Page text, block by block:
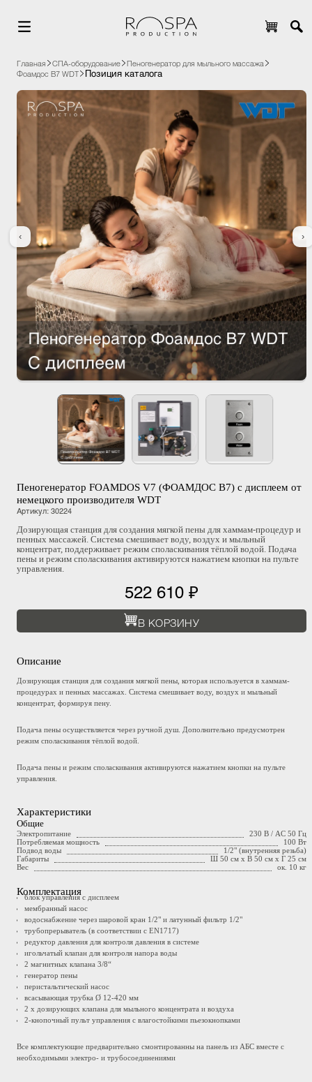
Главная СПА-оборудование
Пеногенератор для мыльного массажа
Фоамдос В7 WDT
Позиция каталога
‹ ›
Пеногенератор FOAMDOS V7 (ФОАМДОС В7) с дисплеем от
немецкого производителя WDT
Артикул: 30224
Дозирующая станция для создания мягкой пены для хаммам-процедур и
пенных массажей. Система смешивает воду, воздух и мыльный
концентрат, поддерживает режим споласкивания тёплой водой. Подача
пены и режим споласкивания активируются нажатием кнопки на пульте
управления.
522 610 ₽
В КОРЗИНУ
Описание
Дозирующая станция для создания мягкой пены, которая используется в хаммам-
процедурах и пенных массажах. Система смешивает воду, воздух и мыльный
концентрат, формируя пену.
Подача пены осуществляется через ручной душ. Дополнительно предусмотрен
режим споласкивания тёплой водой.
Подача пены и режим споласкивания активируются нажатием кнопки на пульте
управления.
Характеристики
Общие
Электропитание
230 В / AC 50 Гц
Потребляемая мощность
100 Вт
Подвод воды
1/2" (внутренняя резьба)
Габариты
Ш 50 см x В 50 см x Г 25 см
Вес
ок. 10 кг
Комплектация
блок управления с дисплеем
мембранный насос
водоснабжение через шаровой кран 1/2" и латунный фильтр 1/2"
трубопрерыватель (в соответствии с EN1717)
редуктор давления для контроля давления в системе
игольчатый клапан для контроля напора воды
2 магнитных клапана 3/8“
генератор пены
перистальтический насос
всасывающая трубка Ø 12-420 мм
2 x дозирующих клапана для мыльного концентрата и воздуха
2-кнопочный пульт управления с влагостойкими пьезокнопками
Все комплектующие предварительно смонтированны на панель из АБС вместе с
необходимыми электро- и трубосоединениями